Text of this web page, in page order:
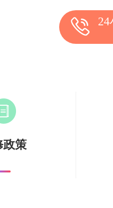
政策